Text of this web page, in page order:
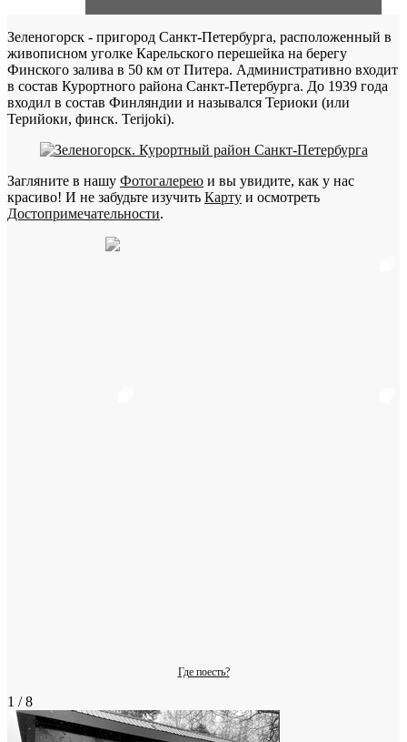
Зеленогорск - пригород Санкт-Петербурга, расположенный в
живописном уголке Карельского перешейка на берегу
Финского залива в 50 км от Питера. Административно входит
в состав Курортного района Санкт-Петербурга. До 1939 года
входил в состав Финляндии и назывался Териоки (или
Терийоки, финск. Terijoki).
Загляните в нашу Фотогалерею и вы увидите, как у нас
красиво! И не забудьте изучить Карту и осмотреть
Достопримечательности.
Где поесть?
1 / 8